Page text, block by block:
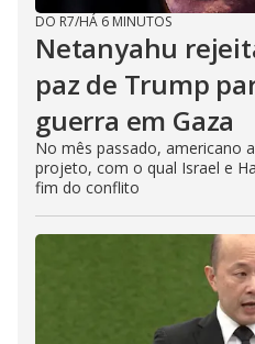
DO R7/HÁ 6 MINUTOS
Netanyahu
paz de Trump
guerra em Gaza
No mês passado, americano
projeto, com o qual Israel e
fim do conflito